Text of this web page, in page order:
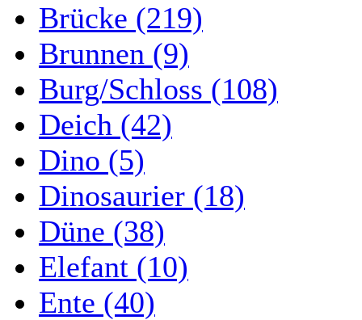
Brücke (219)
Brunnen (9)
Burg/Schloss (108)
Deich (42)
Dino (5)
Dinosaurier (18)
Düne (38)
Elefant (10)
Ente (40)